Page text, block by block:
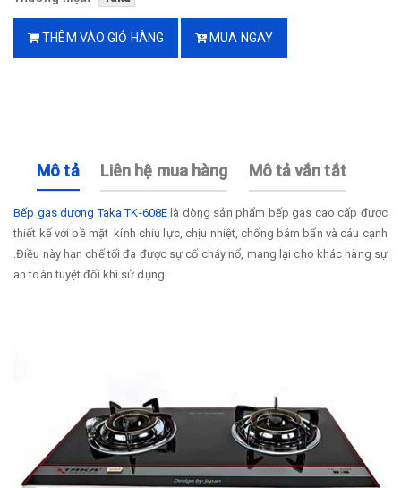
THÊM VÀO GIỎ HÀNG MUA NGAY
Mô tả Liên hệ mua hàng Mô tả vắn tắt
Bếp gas dương Taka TK-608Elà dòng sản phẩm bếp gas cao cấp được
thiết kế với bề mặt kính chiu lực, chịu nhiệt, chống bám bẩn và cáu cạnh
.Điều này hạn chế tối đa được sự cố cháy nổ, mang lại cho khác hàng sự
an toàn tuyệt đối khi sử dụng.